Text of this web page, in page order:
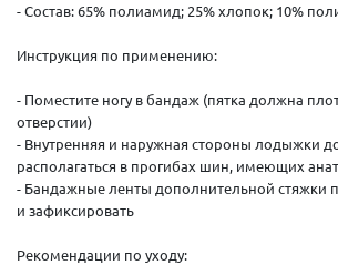
- Состав: 65% полиамид; 25% хлопок; 10%
Инструкция по применению:
- Поместите ногу в бандаж (пятка должна
отверстии)
- Внутренняя и наружная стороны лодыжки
располагаться в прогибах шин, имеющих
- Бандажные ленты дополнительной стяжки
и зафиксировать
Рекомендации по уходу: